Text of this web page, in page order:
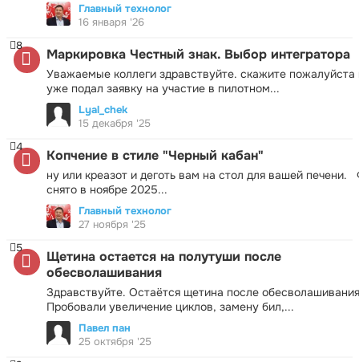
Главный технолог
16 января '26
Маркировка Честный знак. Выбор интегратора
Уважаемые коллеги здравствуйте. скажите пожалуйста
уже подал заявку на участие в пилотном...
8
Lyal_chek
15 декабря '25
Копчение в стиле "Черный кабан"
ну или креазот и деготь вам на стол для вашей печени.
снято в ноябре 2025...
4
Главный технолог
27 ноября '25
Щетина остается на полутуши после
обесволашивания
Здравствуйте. Остаётся щетина после
Пробовали увеличение циклов, замену бил,...
5
Павел пан
25 октября '25